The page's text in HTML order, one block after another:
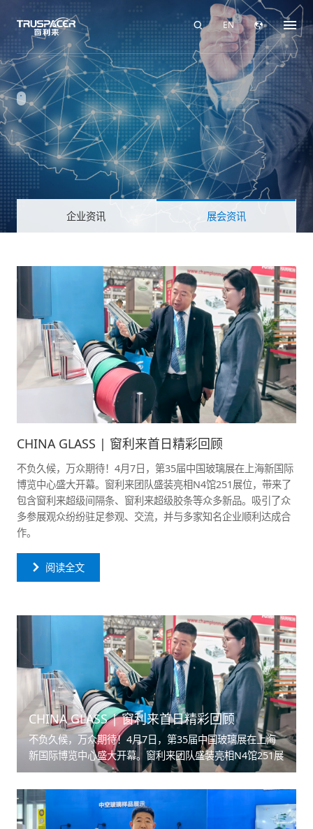
EN
企业资讯 展会资讯
CHINA GLASS | 窗利来首日精彩回顾
不负久候，万众期待！4月7日，第35届中国玻璃展在上海新国际
博览中心盛大开幕。窗利来团队盛装亮相N4馆251展位，带来了
包含窗利来超级间隔条、窗利来超级胶条等众多新品。吸引了众
多参展观众纷纷驻足参观、交流，并与多家知名企业顺利达成合
作。
阅读全文
CHINA GLASS | 窗利来首日精彩回顾
不负久候，万众期待！4月7日，第35届中国玻璃展在上海
新国际博览中心盛大开幕。窗利来团队盛装亮相N4馆251展
位，带来了包含窗利来超级间隔条、窗利来超级胶条等众多
新品。吸引了众多参展观众纷纷驻足参观、交流，并与多家
知名企业顺利达成合作。